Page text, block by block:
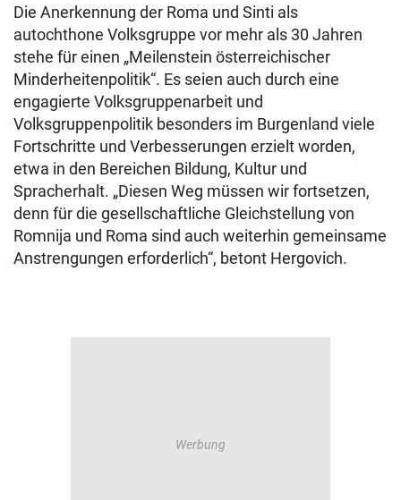
Die Anerkennung der Roma und Sinti als
autochthone Volksgruppe vor mehr als 30 Jahren
stehe für einen „Meilenstein österreichischer
Minderheitenpolitik“. Es seien auch durch eine
engagierte Volksgruppenarbeit und
Volksgruppenpolitik besonders im Burgenland viele
Fortschritte und Verbesserungen erzielt worden,
etwa in den Bereichen Bildung, Kultur und
Spracherhalt. „Diesen Weg müssen wir fortsetzen,
denn für die gesellschaftliche Gleichstellung von
Romnija und Roma sind auch weiterhin gemeinsame
Anstrengungen erforderlich“, betont Hergovich.